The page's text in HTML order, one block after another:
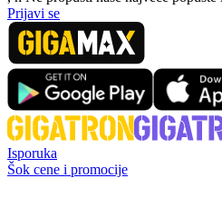
Prijavi se
Isporuka
Šok cene i promocije